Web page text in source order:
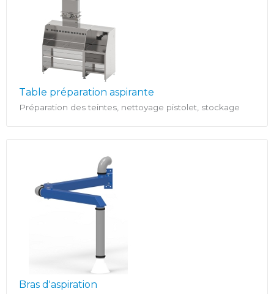
Table préparation aspirante
Préparation des teintes, nettoyage pistolet, stockage
Bras d'aspiration